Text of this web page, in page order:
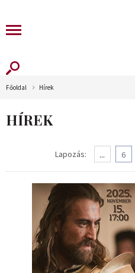
Főoldal Hírek
HÍREK
Lapozás: ... 6